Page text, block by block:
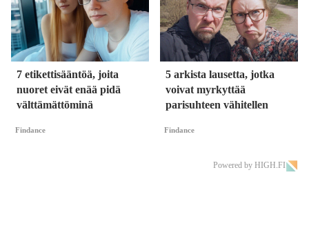
7 etikettisääntöä, joita
nuoret eivät enää pidä
välttämättöminä
Findance
5 arkista lausetta, jotka
voivat myrkyttää
parisuhteen vähitellen
Findance
Powered by HIGH.FI